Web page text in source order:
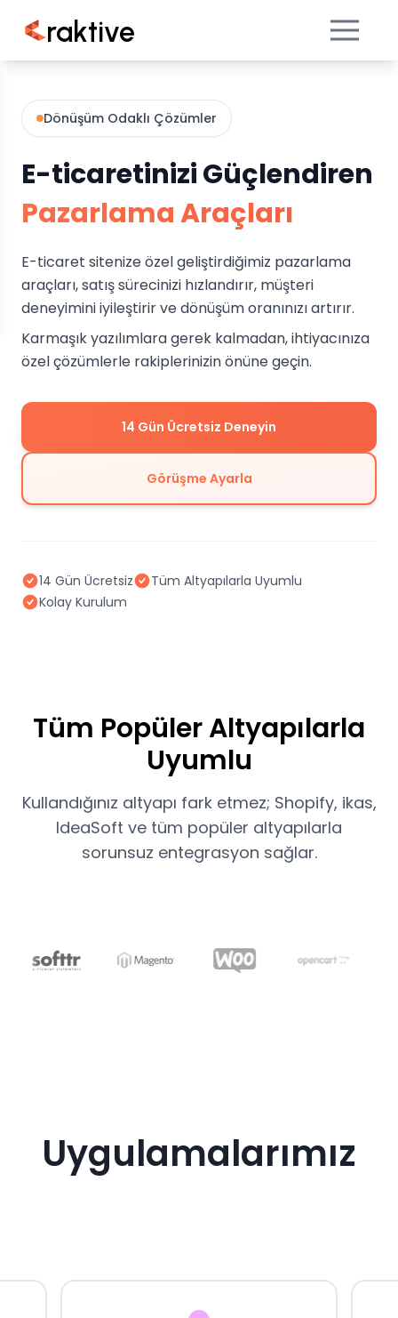
raktive
Dönüşüm Odaklı Çözümler
E-ticaretinizi Güçlendiren
Pazarlama Araçları
E-ticaret sitenize özel geliştirdiğimiz pazarlama
araçları, satış sürecinizi hızlandırır, müşteri
deneyimini iyileştirir ve dönüşüm oranınızı artırır.
Karmaşık yazılımlara gerek kalmadan, ihtiyacınıza
özel çözümlerle rakiplerinizin önüne geçin.
14 Gün Ücretsiz Deneyin
Görüşme Ayarla
14 Gün Ücretsiz
Tüm Altyapılarla Uyumlu
Kolay Kurulum
Tüm Popüler Altyapılarla
Uyumlu
Kullandığınız altyapı fark etmez; Shopify, ikas,
IdeaSoft ve tüm popüler altyapılarla
sorunsuz entegrasyon sağlar.
Uygulamalarımız